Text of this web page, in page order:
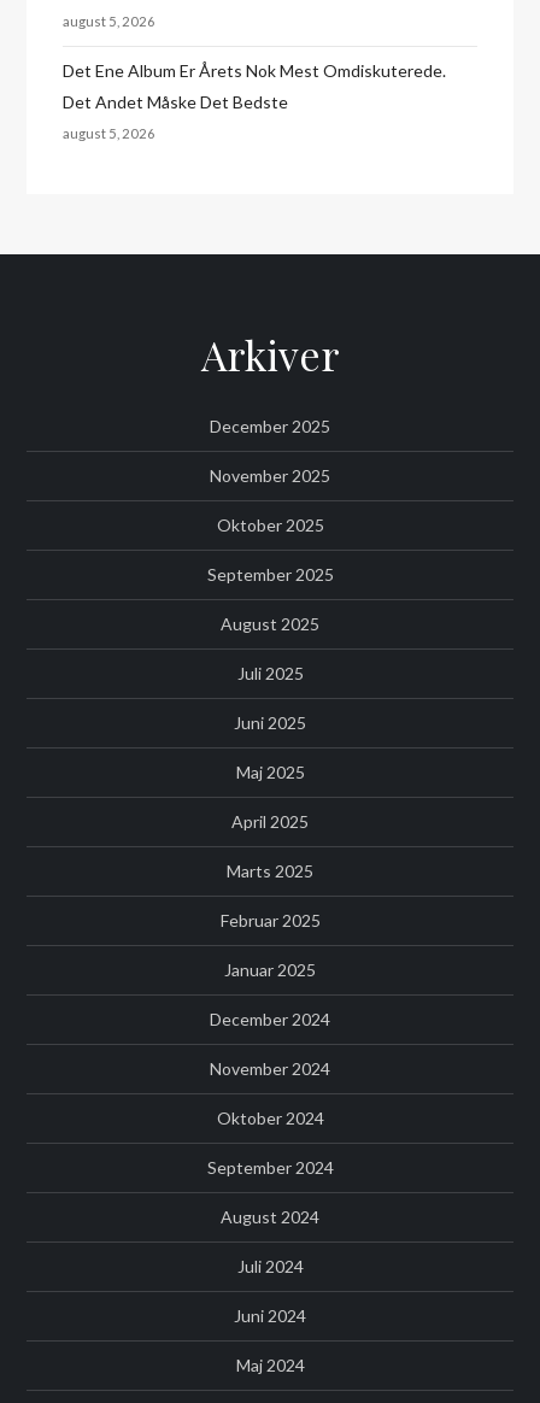
august 5, 2026
Det Ene Album Er Årets Nok Mest Omdiskuterede.
Det Andet Måske Det Bedste
august 5, 2026
Arkiver
December 2025
November 2025
Oktober 2025
September 2025
August 2025
Juli 2025
Juni 2025
Maj 2025
April 2025
Marts 2025
Februar 2025
Januar 2025
December 2024
November 2024
Oktober 2024
September 2024
August 2024
Juli 2024
Juni 2024
Maj 2024